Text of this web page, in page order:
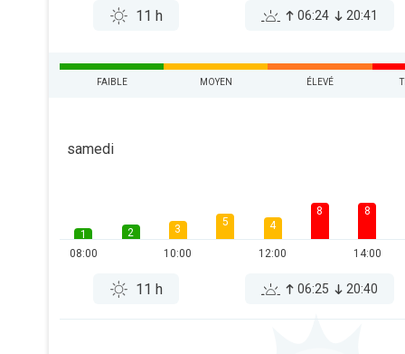
11 h 06:24 20:41
FAIBLE MOYEN ÉLEVÉ
samedi
1
08:00
2
3
10:00
5 4
12:00
8 8
14:00
11 h 06:25 20:40